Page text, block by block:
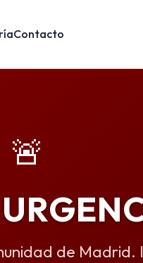
Contacto
🚨
de Madrid.